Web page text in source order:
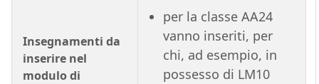
Insegnamenti da
inserire nel
modulo di
per la classe AA24
vanno inseriti, per
chi, ad esempio, in
possesso di LM10